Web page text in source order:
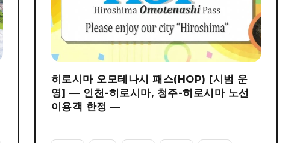
히로시마 오모테나시 패스(HOP) [시범 운
영] ― 인천-히로시마, 청주-히로시마 노선
이용객 한정 ―